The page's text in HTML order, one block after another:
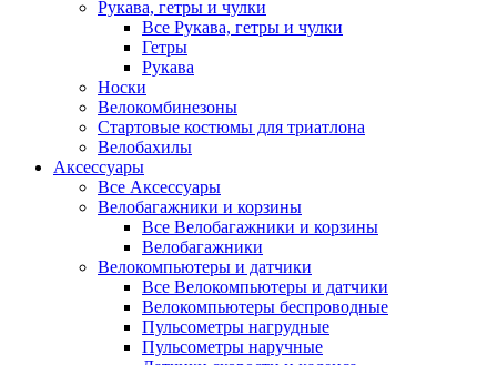
Рукава, гетры и чулки
Все Рукава, гетры и чулки
Гетры
Рукава
Носки
Велокомбинезоны
Стартовые костюмы для триатлона
Велобахилы
Аксессуары
Все Аксессуары
Велобагажники и корзины
Все Велобагажники и корзины
Велобагажники
Велокомпьютеры и датчики
Все Велокомпьютеры и датчики
Велокомпьютеры беспроводные
Пульсометры нагрудные
Пульсометры наручные